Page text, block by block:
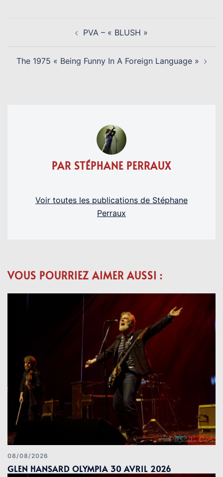
PVA – « BLUSH »
The 1975 « Being Funny In A Foreign Language »
PAR STÉPHANE PERRAUX
Voir toutes les publications de Stéphane
Perraux
VOUS POURRIEZ AIMER AUSSI :
08/08/2026
GLEN HANSARD OLYMPIA 30 AVRIL 2026